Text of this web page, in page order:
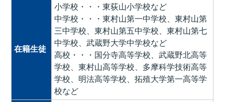
在籍生徒
小学校・・・東荻山小学校など
中学校・・・東村山第一中学校、東村山第
三中学校、東村山第五中学校、東村山第七
中学校、武蔵野大学中学校など
高校・・・国分寺高等学校、武蔵野北高等
学校、東村山高等学校、多摩科学技術高等
学校、明法高等学校、拓殖大学第一高等学
校など